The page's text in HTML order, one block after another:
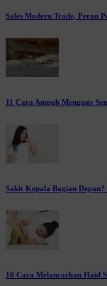
Sales Modern Trade, Peran
11 Cara Ampuh Mengusir
Sakit Kepala Bagian Depan?
10 Cara Melancarkan Haid